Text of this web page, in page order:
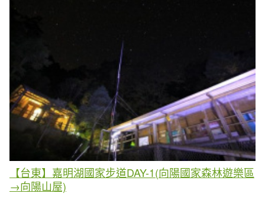
【台東】嘉明湖國家步道DAY-1(向陽國家森林遊樂區
→向陽山屋)